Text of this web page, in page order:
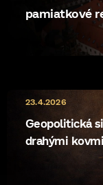
pamiatkové
Geopolitická
drahými kovmi
23.4.2026